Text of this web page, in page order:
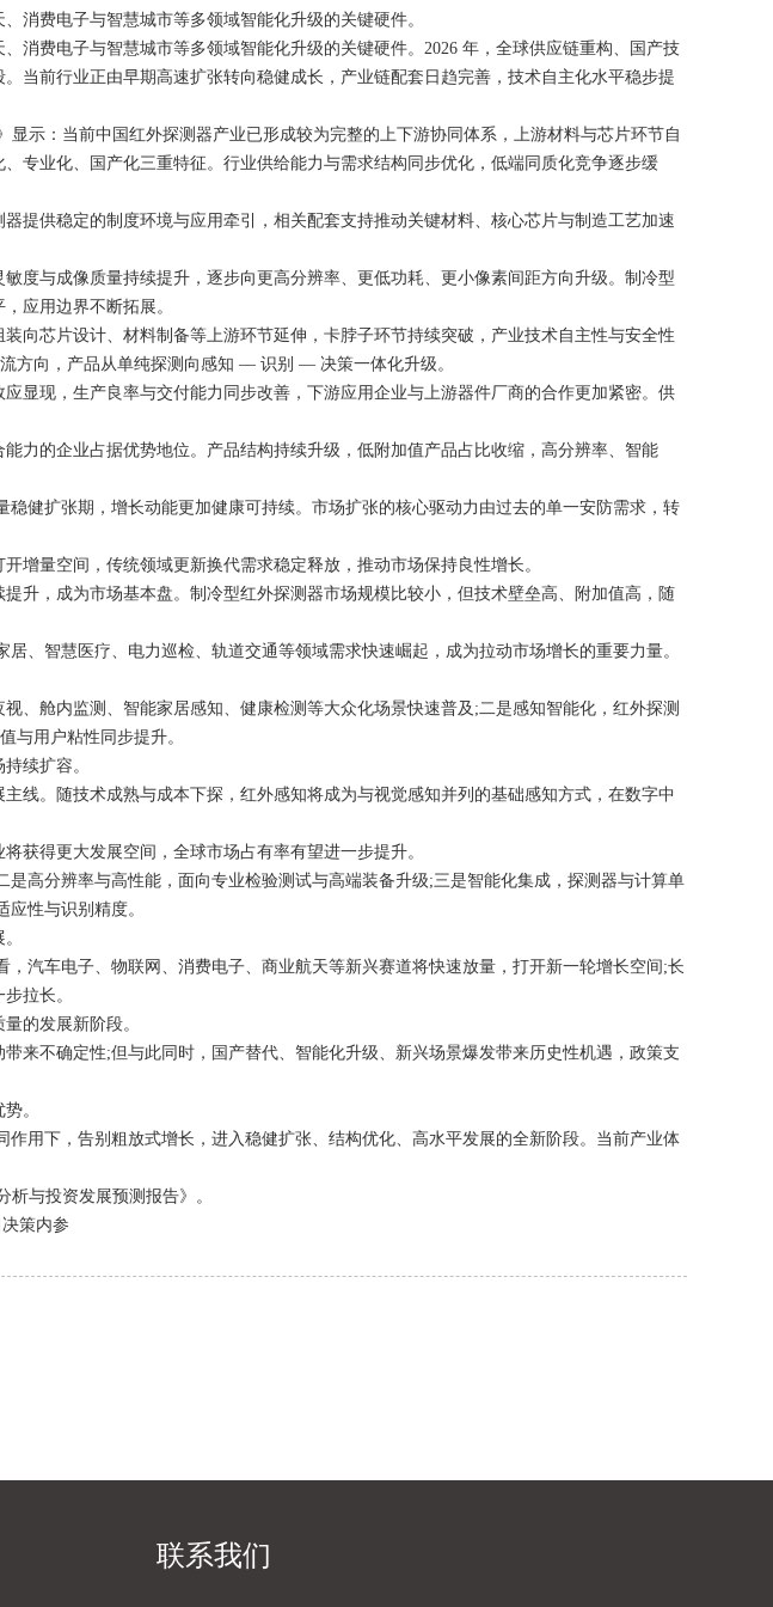
费电子与智慧城市等多领域智能化升级的关键硬件。
费电子与智慧城市等多领域智能化升级的关键硬件。2026 年，全球供应链重构、国产技
当前行业正由早期高速扩张转向稳健成长，产业链配套日趋完善，技术自主化水平稳步提
示：当前中国红外探测器产业已形成较为完整的上下游协同体系，上游材料与芯片环节自
专业化、国产化三重特征。行业供给能力与需求结构同步优化，低端同质化竞争逐步缓
供稳定的制度环境与应用牵引，相关配套支持推动关键材料、核心芯片与制造工艺加速
与成像质量持续提升，逐步向更高分辨率、更低功耗、更小像素间距方向升级。制冷型
应用边界不断拓展。
芯片设计、材料制备等上游环节延伸，卡脖子环节持续突破，产业技术自主性与安全性
方向，产品从单纯探测向感知 — 识别 — 决策一体化升级。
现，生产良率与交付能力同步改善，下游应用企业与上游器件厂商的合作更加紧密。供
的企业占据优势地位。产品结构持续升级，低附加值产品占比收缩，高分辨率、智能
扩张期，增长动能更加健康可持续。市场扩张的核心驱动力由过去的单一安防需求，转
量空间，传统领域更新换代需求稳定释放，推动市场保持良性增长。
，成为市场基本盘。制冷型红外探测器市场规模比较小，但技术壁垒高、附加值高，随
智慧医疗、电力巡检、轨道交通等领域需求快速崛起，成为拉动市场增长的重要力量。
舱内监测、智能家居感知、健康检测等大众化场景快速普及;二是感知智能化，红外探测
与用户粘性同步提升。
续扩容。
。随技术成熟与成本下探，红外感知将成为与视觉感知并列的基础感知方式，在数字中
得更大发展空间，全球市场占有率有望进一步提升。
分辨率与高性能，面向专业检验测试与高端装备升级;三是智能化集成，探测器与计算单
性与识别精度。
车电子、物联网、消费电子、商业航天等新兴赛道将快速放量，打开新一轮增长空间;长
拉长。
的发展新阶段。
不确定性;但与此同时，国产替代、智能化升级、新兴场景爆发带来历史性机遇，政策支
。
下，告别粗放式增长，进入稳健扩张、结构优化、高水平发展的全新阶段。当前产业体
与投资发展预测报告》。
策内参
联系我们